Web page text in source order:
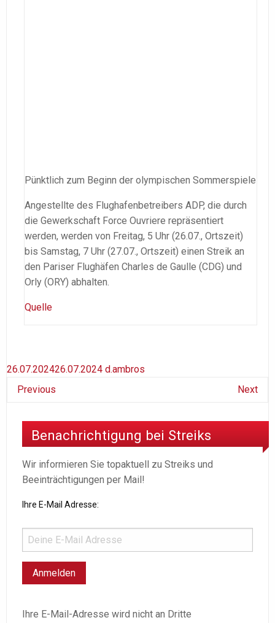
Pünktlich zum Beginn der olympischen Sommerspiele
Angestellte des Flughafenbetreibers ADP, die durch
die Gewerkschaft Force Ouvriere repräsentiert
werden, werden von Freitag, 5 Uhr (26.07., Ortszeit)
bis Samstag, 7 Uhr (27.07., Ortszeit) einen Streik an
den Pariser Flughäfen Charles de Gaulle (CDG) und
Orly (ORY) abhalten.
Quelle
26.07.202426.07.2024 d.ambros
Previous
Next
Benachrichtigung bei Streiks
Wir informieren Sie topaktuell zu Streiks und
Beeinträchtigungen per Mail!
Ihre E-Mail Adresse:
Ihre E-Mail-Adresse wird nicht an Dritte